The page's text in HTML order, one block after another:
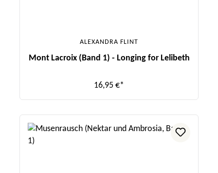
ALEXANDRA FLINT
Mont Lacroix (Band 1) - Longing for Lelibeth
16,95 €*